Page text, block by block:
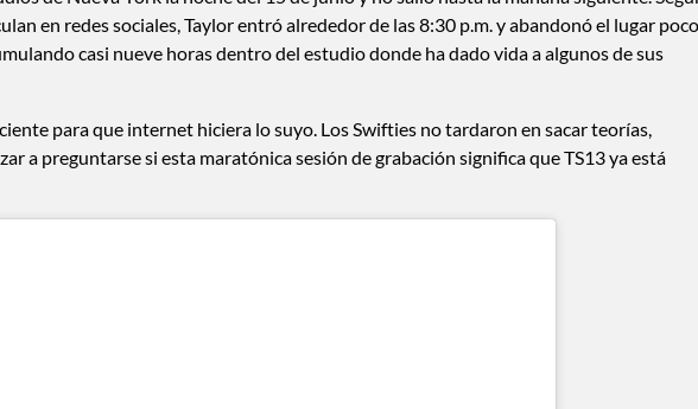
en redes sociales, Taylor entró alrededor de las 8:30 p.m. y abandonó el lugar poco
casi nueve horas dentro del estudio donde ha dado vida a algunos de sus
para que internet hiciera lo suyo. Los Swifties no tardaron en sacar teorías,
a preguntarse si esta maratónica sesión de grabación significa que TS13 ya está